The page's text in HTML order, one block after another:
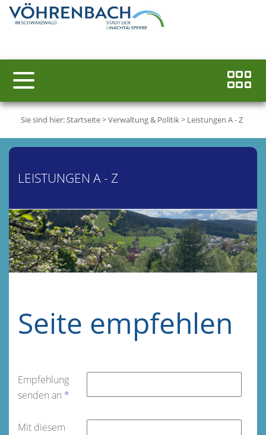
Sie sind hier:Startseite>Verwaltung & Politik> Leistungen A - Z
LEISTUNGEN A - Z
Seite empfehlen
Empfehlung
senden an *
Mit diesem